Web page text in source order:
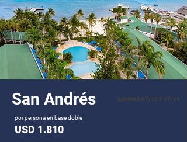
San Andrés SALIDAS 07/10 Y 17/11
por persona en base doble
USD 1.810